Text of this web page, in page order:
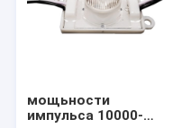
мощьности
импульса 10000-